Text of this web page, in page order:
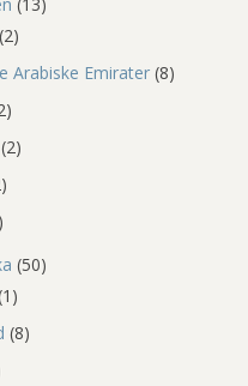
(13)
(2)
Arabiske Emirater(8)
(2)
(50)
(8)